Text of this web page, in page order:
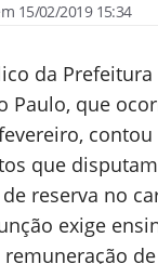
15/02/2019 15:34
da Prefeitura
Paulo, que
que
reserva no
exige
de